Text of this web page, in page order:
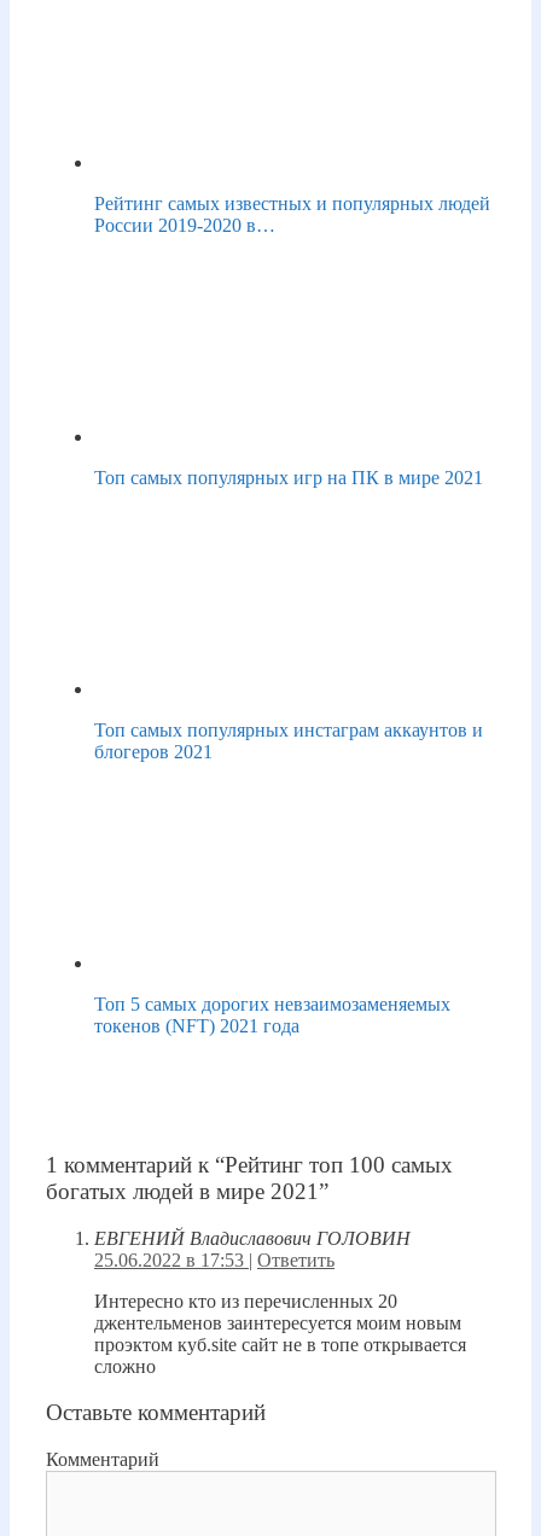
Рейтинг самых известных и популярных людей
России 2019-2020 в…
Топ самых популярных игр на ПК в мире 2021
Топ самых популярных инстаграм аккаунтов и
блогеров 2021
Топ 5 самых дорогих невзаимозаменяемых
токенов (NFT) 2021 года
1 комментарий к “Рейтинг топ 100 самых
богатых людей в мире 2021”
ЕВГЕНИЙ Владиславович ГОЛОВИН
25.06.2022 в 17:53 | Ответить
Интересно кто из перечисленных 20
джентельменов заинтересуется моим новым
проэктом куб.site сайт не в топе открывается
сложно
Оставьте комментарий
Комментарий